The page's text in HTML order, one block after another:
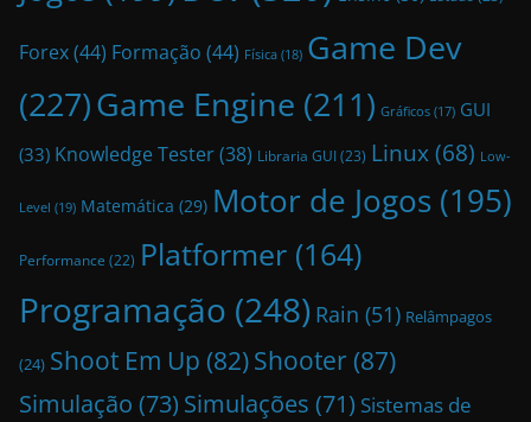
Forex(44) Formação (44) Física (18) Game Dev
(227)Game Engine (211) Gráficos (17) GUI
(33) Knowledge Tester(38) Libraria GUI(23) Linux(68) Low-
Level (19) Matemática (29) Motor de Jogos (195)
Performance (22) Platformer (164)
Programação (248) Rain (51) Relâmpagos
(24) Shoot Em Up (82)Shooter (87)
Simulação (73) Simulações (71) Sistemas de